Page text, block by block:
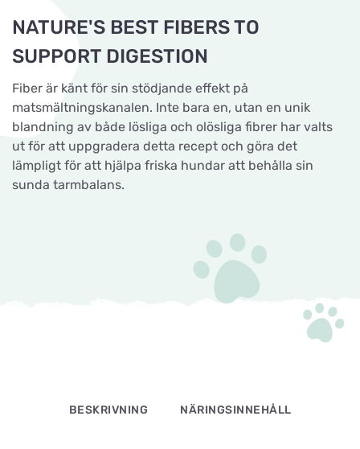
NATURE'S BEST FIBERS TO
SUPPORT DIGESTION
Fiber är känt för sin stödjande effekt på
matsmältningskanalen. Inte bara en, utan en unik
blandning av både lösliga och olösliga fibrer har valts
ut för att uppgradera detta recept och göra det
lämpligt för att hjälpa friska hundar att behålla sin
sunda tarmbalans.
BESKRIVNING NÄRINGSINNEHÅLL